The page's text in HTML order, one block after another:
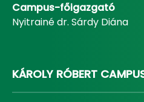
Campus-főigazgató
Nyitrainé dr. Sárdy Diána
KÁROLY RÓBERT